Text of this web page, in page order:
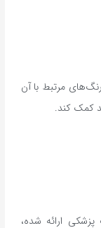
مرتبط با آن
کمک کند.
پزشکی ارائه شده،